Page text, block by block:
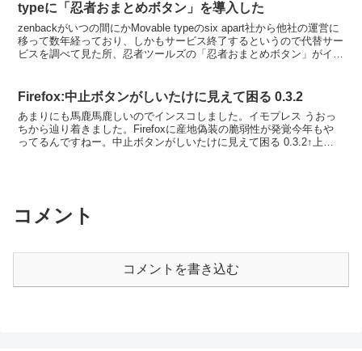
typeに「忍者おまとめボタン」を導入した
zenbackがいつの間にかMovable typeのsix apart社から他社の運営に
移って数年経っており、しかもサービス終了するというので代替サー
ビスを調べて見た所、忍者ツールズの「忍者おまとめボタン」がイイ
Firefox:中止ボタンがしいたけに見えて困る 0.3.2
あまりにも馬鹿馬鹿しいのでインスコしました。イモプレス うおっ
ちから辿り着きました。Firefoxに産地偽装の脆弱性が発覚今年もや
ってるんですねー。中止ボタンがしいたけに見えて困る 0.3.2↑上記
コメント
コメントを書き込む